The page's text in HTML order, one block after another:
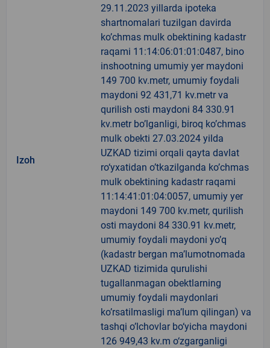
Izoh
29.11.2023 yillarda ipoteka
shartnomalari tuzilgan davirda
ko’chmas mulk obektining kadastr
raqami 11:14:06:01:01:0487, bino
inshootning umumiy yer maydoni
149 700 kv.metr, umumiy foydali
maydoni 92 431,71 kv.metr va
qurilish osti maydoni 84 330.91
kv.metr bo’lganligi, biroq ko’chmas
mulk obekti 27.03.2024 yilda
UZKAD tizimi orqali qayta davlat
ro‘yxatidan o’tkazilganda ko’chmas
mulk obektining kadastr raqami
11:14:41:01:04:0057, umumiy yer
maydoni 149 700 kv.metr, qurilish
osti maydoni 84 330.91 kv.metr,
umumiy foydali maydoni yo’q
(kadastr bergan ma’lumotnomada
UZKAD tizimida qurulishi
tugallanmagan obektlarning
umumiy foydali maydonlari
ko’rsatilmasligi ma’lum qilingan) va
tashqi o’lchovlar bo‘yicha maydoni
126 949,43 kv.m o‘zgarganligi